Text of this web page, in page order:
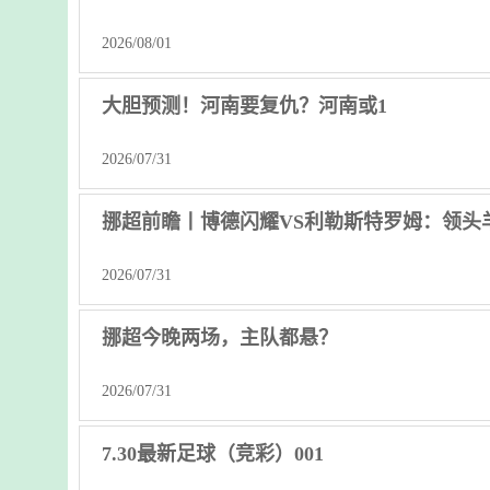
2026/08/01
大胆预测！河南要复仇？河南或1
2026/07/31
挪超前瞻丨博德闪耀VS利勒斯特罗姆：领头
2026/07/31
挪超今晚两场，主队都悬？
2026/07/31
7.30最新足球（竞彩）001